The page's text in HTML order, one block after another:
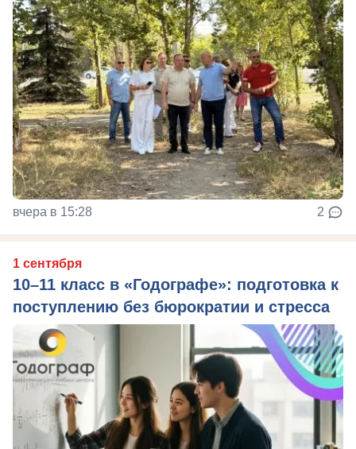
вчера в 15:28 2
1 сентября
10–11 класс в «Годографе»: подготовка к
поступлению без бюрократии и стресса